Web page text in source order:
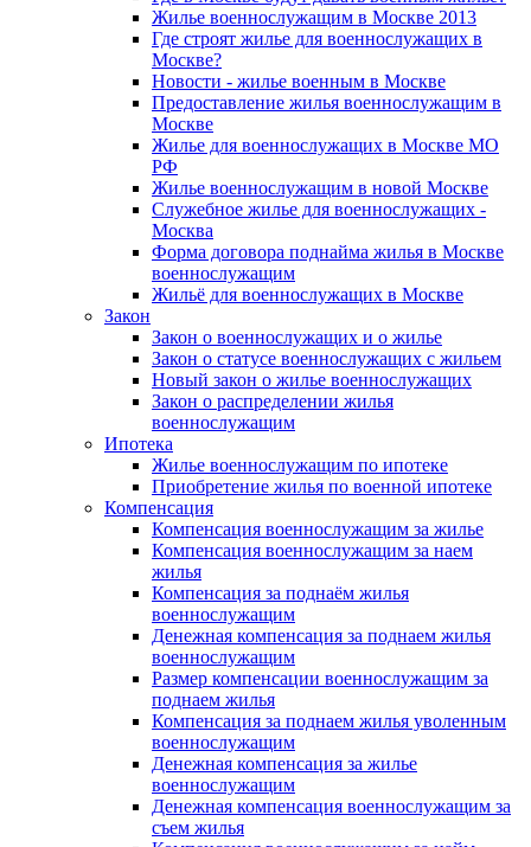
Жилье военнослужащим в Москве 2013
Где строят жилье для военнослужащих в
Москве?
Новости - жилье военным в Москве
Предоставление жилья военнослужащим в
Москве
Жилье для военнослужащих в Москве МО
РФ
Жилье военнослужащим в новой Москве
Служебное жилье для военнослужащих -
Москва
Форма договора поднайма жилья в Москве
военнослужащим
Жильё для военнослужащих в Москве
Закон
Закон о военнослужащих и о жилье
Закон о статусе военнослужащих с жильем
Новый закон о жилье военнослужащих
Закон о распределении жилья
военнослужащим
Ипотека
Жилье военнослужащим по ипотеке
Приобретение жилья по военной ипотеке
Компенсация
Компенсация военнослужащим за жилье
Компенсация военнослужащим за наем
жилья
Компенсация за поднаём жилья
военнослужащим
Денежная компенсация за поднаем жилья
военнослужащим
Размер компенсации военнослужащим за
поднаем жилья
Компенсация за поднаем жилья уволенным
военнослужащим
Денежная компенсация за жилье
военнослужащим
Денежная компенсация военнослужащим за
съем жилья